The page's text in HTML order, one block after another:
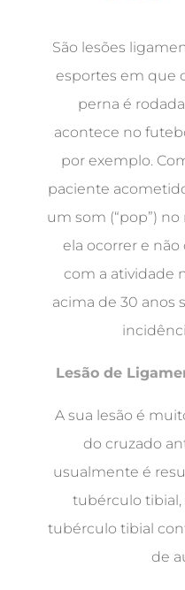
São lesões
esportes em que
perna é
acontece no
por exemplo.
paciente
um som (“pop”)
ela ocorrer e
com a atividade
acima de 30 anos
Lesão de
A sua lesão é
do cruzado
usualmente é
tubérculo
tubérculo tibial
de